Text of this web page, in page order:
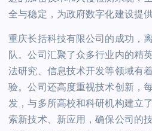
全与稳定，为政府数字化建设提
重庆长括科技有限公司的成功，
队。公司汇聚了众多行业内的精
法研究、信息技术开发等领域有
验。公司还高度重视技术创新，
发，与多所高校和科研机构建立
索新技术、新应用，确保公司的